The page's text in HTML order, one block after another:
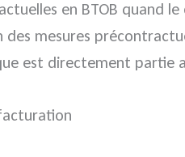
en BTOB quand
des mesures
est directement partie